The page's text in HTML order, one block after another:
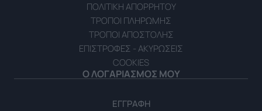
ΠΟΛΙΤΙΚΗ ΑΠΟΡΡΗΤΟΥ
ΤΡΟΠΟΙ ΠΛΗΡΩΜΗΣ
ΤΡΟΠΟΙ ΑΠΟΣΤΟΛΗΣ
ΕΠΙΣΤΡΟΦΕΣ - ΑΚΥΡΩΣΕΙΣ
COOKIES
Ο ΛΟΓΑΡΙΑΣΜΟΣ ΜΟΥ
ΕΓΓΡΑΦΗ